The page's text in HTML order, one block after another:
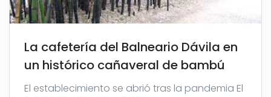
La cafetería del Balneario Dávila en
un histórico cañaveral de bambú
El establecimiento se abrió tras la pandemia El